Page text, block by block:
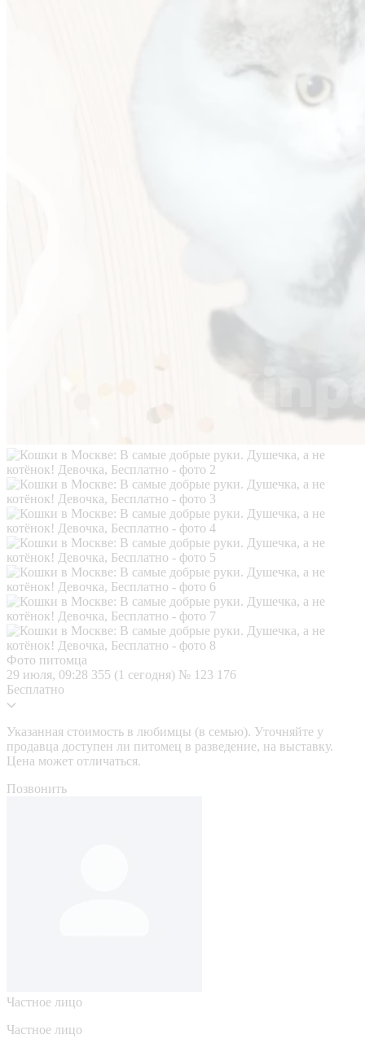
Фото питомца
29 июля, 09:28 355 (1 сегодня) № 123 176
Бесплатно
Указанная стоимость в любимцы (в семью). Уточняйте у
продавца доступен ли питомец в разведение, на выставку.
Цена может отличаться.
Позвонить
Частное лицо
Частное лицо